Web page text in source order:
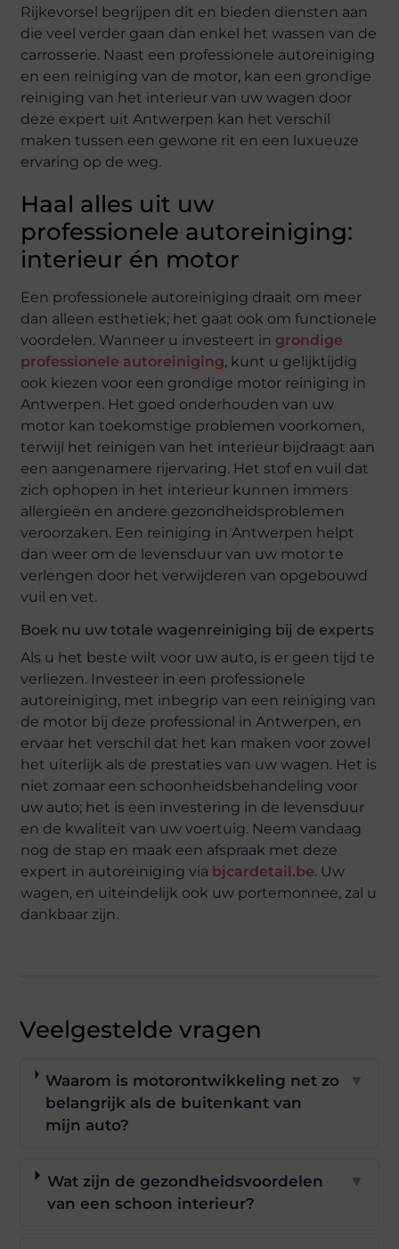
Rijkevorsel begrijpen dit en bieden diensten aan
die veel verder gaan dan enkel het wassen van de
carrosserie. Naast een professionele autoreiniging
en een reiniging van de motor, kan een grondige
reiniging van het interieur van uw wagen door
deze expert uit Antwerpen kan het verschil
maken tussen een gewone rit en een luxueuze
ervaring op de weg.
Haal alles uit uw
professionele autoreiniging:
interieur én motor
Een professionele autoreiniging draait om meer
dan alleen esthetiek; het gaat ook om functionele
voordelen. Wanneer u investeert in grondige
professionele autoreiniging, kunt u gelijktijdig
ook kiezen voor een grondige motor reiniging in
Antwerpen. Het goed onderhouden van uw
motor kan toekomstige problemen voorkomen,
terwijl het reinigen van het interieur bijdraagt aan
een aangenamere rijervaring. Het stof en vuil dat
zich ophopen in het interieur kunnen immers
allergieën en andere gezondheidsproblemen
veroorzaken. Een reiniging in Antwerpen helpt
dan weer om de levensduur van uw motor te
verlengen door het verwijderen van opgebouwd
vuil en vet.
Boek nu uw totale wagenreiniging bij de experts
Als u het beste wilt voor uw auto, is er geen tijd te
verliezen. Investeer in een professionele
autoreiniging, met inbegrip van een reiniging van
de motor bij deze professional in Antwerpen, en
ervaar het verschil dat het kan maken voor zowel
het uiterlijk als de prestaties van uw wagen. Het is
niet zomaar een schoonheidsbehandeling voor
uw auto; het is een investering in de levensduur
en de kwaliteit van uw voertuig. Neem vandaag
nog de stap en maak een afspraak met deze
expert in autoreiniging via bjcardetail.be. Uw
wagen, en uiteindelijk ook uw portemonnee, zal u
dankbaar zijn.
Veelgestelde vragen
Waarom is motorontwikkeling net zo
belangrijk als de buitenkant van
mijn auto?
▼
Wat zijn de gezondheidsvoordelen
van een schoon interieur?
▼